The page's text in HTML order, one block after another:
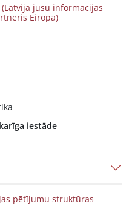
jūsu informācijas
Eiropā)
iestāde
pētījumu struktūras